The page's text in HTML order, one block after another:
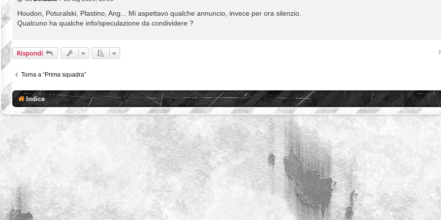
s
a
i
o
Houdon, Poturalski, Plastino, Ang... Mi aspettavo qualche annuncio, invece per ora silenzio.
Qualcuno ha qualche info/speculazione da condividere ?
Rispondi
Torna a “Prima squadra”
Indice